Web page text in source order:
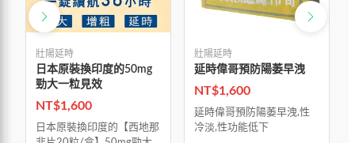
壯陽延時
日本原裝換印度的50mg
勁大一粒見效
NT$1,600
日本原裝換印度的【西地那
壯陽延時
延時偉哥預防陽萎早洩
NT$1,600
延時偉哥預防陽萎早洩,性
冷淡,性功能低下